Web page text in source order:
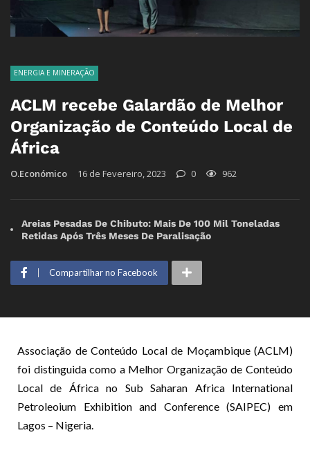
ENERGIA E MINERAÇÃO
ACLM recebe Galardão de Melhor
Organização de Conteúdo Local de
África
O.Económico 16 de Fevereiro, 2023 0 962
Areias Pesadas De Chibuto: Mais De 100 Mil Toneladas
Retidas Após Três Meses De Paralisação
Compartilhar no Facebook
Associação de Conteúdo Local de Moçambique (ACLM)
foi distinguida como a Melhor Organização de Conteúdo
Local de África no Sub Saharan Africa International
Petroleoium Exhibition and Conference (SAIPEC) em
Lagos – Nigeria.